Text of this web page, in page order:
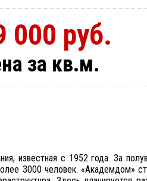
000 руб.
за кв.м.
известная с 1952 года. За
3000 человек. «Академдом»